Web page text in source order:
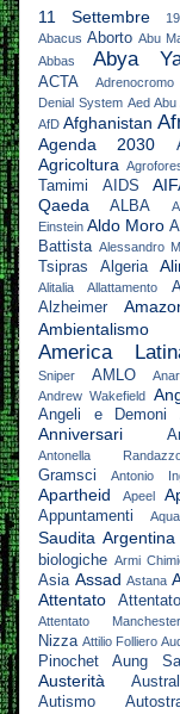
11 Settembre
Abacus Aborto Abu
Abbas
Abya
ACTA Adrenocromo
Denial System Aed Abu
AfD Afghanistan
Agenda 2030
Agricoltura
Tamimi
AIDS
Qaeda
ALBA
Einstein Aldo Moro
Battista Alessandro
Tsipras
Algeria
Alitalia Allattamento
Alzheimer
Ambientalismo
America
Sniper
AMLO
Andrew Wakefield
Angeli e Demoni
Anniversari
Antonella
Gramsci
Antonio
Apartheid Apeel
Appuntamenti
Saudita Argentina
biologiche Armi
Asia Assad Astana
Attentato
Attentato Manchester
Nizza Attilio Folliero
Pinochet
Aung
Austerità
Autismo